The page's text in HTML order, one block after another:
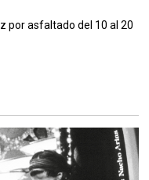
por asfaltado del 10 al 20